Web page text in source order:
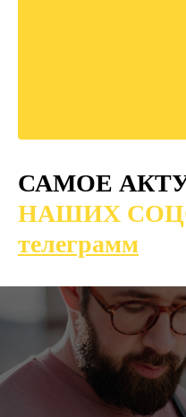
САМОЕ
НАШИХ
телеграмм